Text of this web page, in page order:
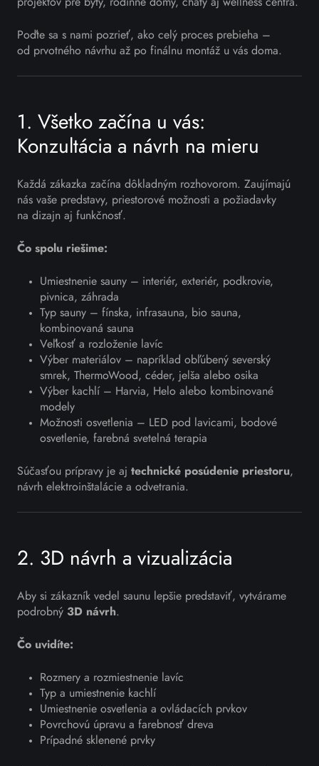
Poďte sa s nami pozrieť, ako celý proces prebieha –
od prvotného návrhu až po finálnu montáž u vás doma.
1. Všetko začína u vás:
Konzultácia a návrh na mieru
Každá zákazka začína dôkladným rozhovorom. Zaujímajú
nás vaše predstavy, priestorové možnosti a požiadavky
na dizajn aj funkčnosť.
Čo spolu riešime:
Umiestnenie sauny – interiér, exteriér, podkrovie,
pivnica, záhrada
Typ sauny – fínska, infrasauna, bio sauna,
kombinovaná sauna
Veľkosť a rozloženie lavíc
Výber materiálov – napríklad obľúbený severský
smrek, ThermoWood, céder, jelša alebo osika
Výber kachlí – Harvia, Helo alebo kombinované
modely
Možnosti osvetlenia – LED pod lavicami, bodové
osvetlenie, farebná svetelná terapia
Súčasťou prípravy je aj technické posúdenie priestoru,
návrh elektroinštalácie a odvetrania.
2. 3D návrh a vizualizácia
Aby si zákazník vedel saunu lepšie predstaviť, vytvárame
podrobný 3D návrh.
Čo uvidíte:
Rozmery a rozmiestnenie lavíc
Typ a umiestnenie kachlí
Umiestnenie osvetlenia a ovládacích prvkov
Povrchovú úpravu a farebnosť dreva
Prípadné sklenené prvky